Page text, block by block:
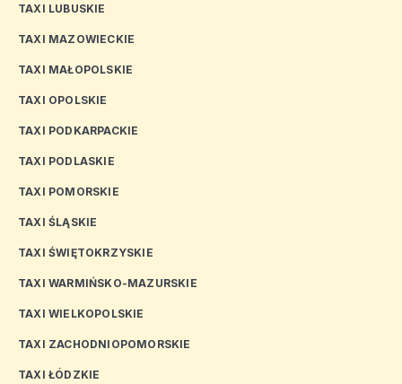
TAXI LUBUSKIE
TAXI MAZOWIECKIE
TAXI MAŁOPOLSKIE
TAXI OPOLSKIE
TAXI PODKARPACKIE
TAXI PODLASKIE
TAXI POMORSKIE
TAXI ŚLĄSKIE
TAXI ŚWIĘTOKRZYSKIE
TAXI WARMIŃSKO-MAZURSKIE
TAXI WIELKOPOLSKIE
TAXI ZACHODNIOPOMORSKIE
TAXI ŁÓDZKIE